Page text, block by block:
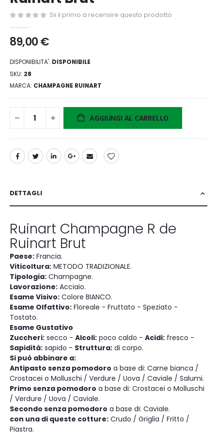
di
immagini
Sii il primo a recensire questo prodotto
89,00 €
DISPONIBILITA': DISPONIBILE
SKU 28
MARCA CHAMPAGNE RUINART
AGGIUNGI AL CARRELLO
DETTAGLI
Ruinart Champagne R de
Ruinart Brut
Paese: Francia.
Viticoltura: METODO TRADIZIONALE.
Tipologia: Champagne.
Lavorazione: Acciaio.
Esame Visivo: Colore BIANCO.
Esame Olfattivo: Floreale - Fruttato - Speziato -
Tostato.
Esame Gustativo
Zuccheri: secco - Alcoli: poco caldo - Acidi: fresco -
Sapidità: sapido - Struttura: di corpo.
Si può abbinare a:
Antipasto senza pomodoro a base di: Carne bianca /
Crostacei o Molluschi / Verdure / Uova / Caviale / Salumi.
Primo senza pomodoro a base di: Crostacei o Molluschi
/ Verdure / Uova / Caviale.
Secondo senza pomodoro a base di: Caviale.
con una di queste cotture: Crudo / Griglia / Fritto /
Piastra.